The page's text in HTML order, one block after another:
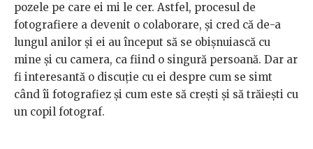
pozele pe care ei mi le cer. Astfel, procesul de
fotografiere a devenit o colaborare, și cred că de-a
lungul anilor și ei au început să se obișnuiască cu
mine și cu camera, ca fiind o singură persoană. Dar ar
fi interesantă o discuție cu ei despre cum se simt
când îi fotografiez și cum este să crești și să trăiești cu
un copil fotograf.